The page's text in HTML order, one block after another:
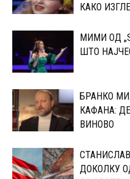
КАКО
МИМИ ОД
ШТО
БРАНКО
КАФАНА:
ВИНОВО
ДОКОЛКУ